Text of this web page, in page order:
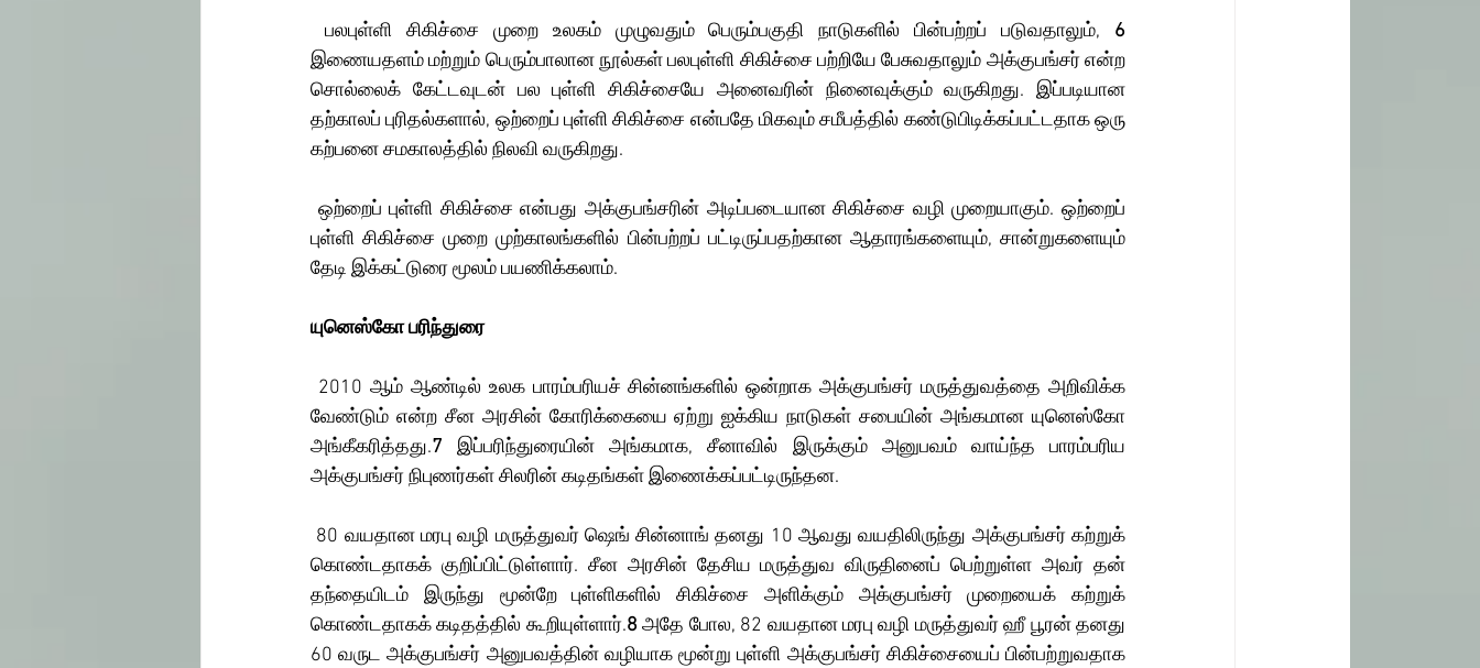
பலபுள்ளி சிகிச்சை முறை உலகம் முழுவதும் பெரும்பகுதி நாடுகளில் பின்பற்றப் படுவதாலும், 6
இணையதளம் மற்றும் பெரும்பாலான நூல்கள் பலபுள்ளி சிகிச்சை பற்றியே பேசுவதாலும் அக்குபங்சர் என்ற
சொல்லைக் கேட்டவுடன் பல புள்ளி சிகிச்சையே அனைவரின் நினைவுக்கும் வருகிறது. இப்படியான
தற்காலப் புரிதல்களால், ஒற்றைப் புள்ளி சிகிச்சை என்பதே மிகவும் சமீபத்தில் கண்டுபிடிக்கப்பட்டதாக ஒரு
கற்பனை சமகாலத்தில் நிலவி வருகிறது.
புள்ளி சிகிச்சை முறை முற்காலங்களில் பின்பற்றப் பட்டிருப்பதற்கான ஆதாரங்களையும், சான்றுகளையும்
தேடி இக்கட்டுரை மூலம் பயணிக்கலாம்.
யுனெஸ்கோ பரிந்துரை
வேண்டும் என்ற சீன அரசின் கோரிக்கையை ஏற்று ஐக்கிய நாடுகள் சபையின் அங்கமான யுனெஸ்கோ
அங்கீகரித்தது.7 இப்பரிந்துரையின் அங்கமாக, சீனாவில் இருக்கும் அனுபவம் வாய்ந்த பாரம்பரிய
அக்குபங்சர் நிபுணர்கள் சிலரின் கடிதங்கள் இணைக்கப்பட்டிருந்தன.
கொண்டதாகக் குறிப்பிட்டுள்ளார். சீன அரசின் தேசிய மருத்துவ விருதினைப் பெற்றுள்ள அவர் தன்
தந்தையிடம் இருந்து மூன்றே புள்ளிகளில் சிகிச்சை அளிக்கும் அக்குபங்சர் முறையைக் கற்றுக்
கொண்டதாகக் கடிதத்தில் கூறியுள்ளார்.8 அதே போல, 82 வயதான மரபு வழி மருத்துவர் ஹீ பூரன் தனது
60 வருட அக்குபங்சர் அனுபவத்தின் வழியாக மூன்று புள்ளி அக்குபங்சர் சிகிச்சையைப் பின்பற்றுவதாக